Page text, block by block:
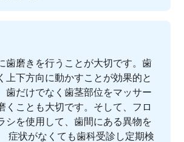
歯磨きを行うことが大切です。歯
上下方向に動かすことが効果的と
歯だけでなく歯茎部位をマッサー
くことも大切です。そして、フロ
シを使用して、歯間にある異物を
症状がなくても歯科受診し定期検